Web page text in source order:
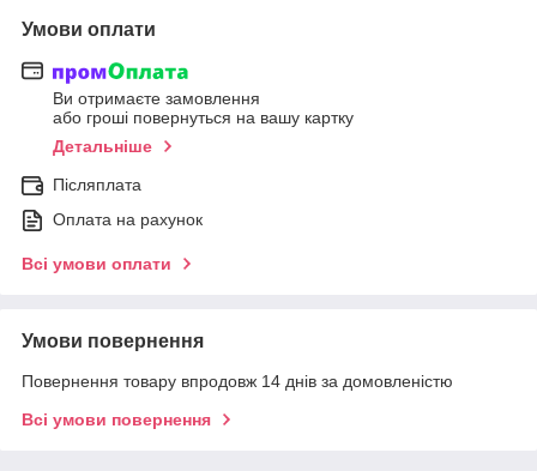
Умови оплати
Ви отримаєте замовлення
або гроші повернуться на вашу картку
Детальніше
Післяплата
Оплата на рахунок
Всі умови оплати
Умови повернення
Повернення товару впродовж 14 днів за домовленістю
Всі умови повернення